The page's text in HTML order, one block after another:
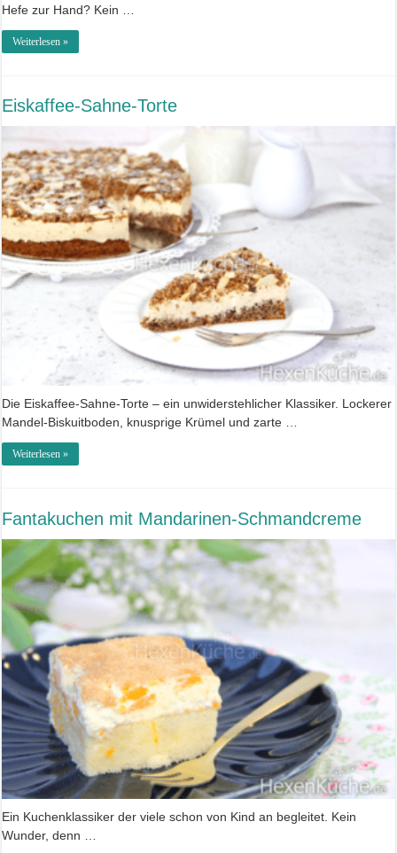
Hefe zur Hand? Kein …
Weiterlesen »
Eiskaffee-Sahne-Torte
Die Eiskaffee-Sahne-Torte – ein unwiderstehlicher Klassiker. Lockerer
Mandel-Biskuitboden, knusprige Krümel und zarte …
Weiterlesen »
Fantakuchen mit Mandarinen-Schmandcreme
Ein Kuchenklassiker der viele schon von Kind an begleitet. Kein
Wunder, denn …